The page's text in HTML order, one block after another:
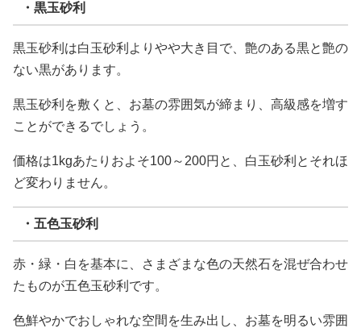
・黒玉砂利
黒玉砂利は白玉砂利よりやや大き目で、艶のある黒と艶の
ない黒があります。
黒玉砂利を敷くと、お墓の雰囲気が締まり、高級感を増す
ことができるでしょう。
価格は1kgあたりおよそ100～200円と、白玉砂利とそれほ
ど変わりません。
・五色玉砂利
赤・緑・白を基本に、さまざまな色の天然石を混ぜ合わせ
たものが五色玉砂利です。
色鮮やかでおしゃれな空間を生み出し、お墓を明るい雰囲